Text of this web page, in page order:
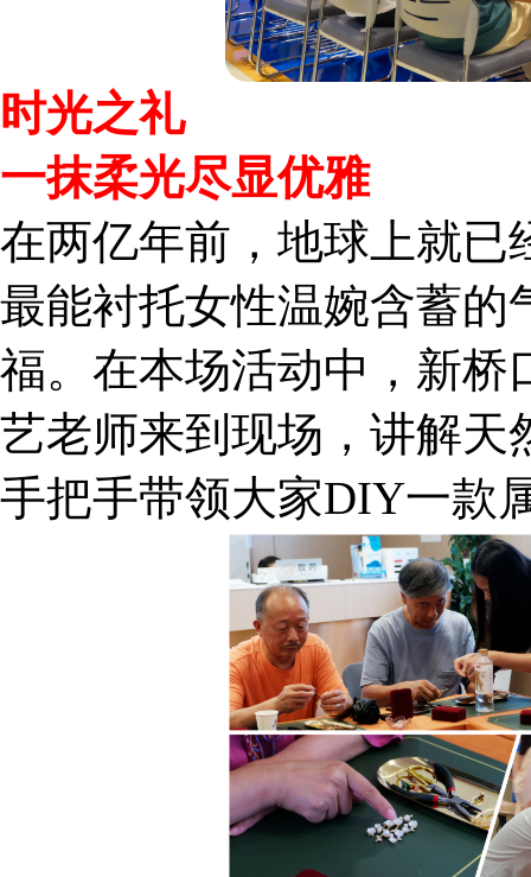
时光之礼
一抹柔光尽显优雅
在两亿年前，地球上就已
最能衬托女性温婉含蓄的
福。在本场活动中，新桥
艺老师来到现场，讲解天
手把手带领大家DIY一款